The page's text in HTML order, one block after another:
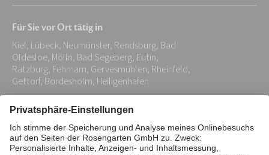
Adresse:
*
Für Sie vor Ort tätig in
Kiel, Lübeck, Neumünster, Rendsburg, Bad
Oldesloe, Mölln, Bad Segeberg, Eutin,
Ratzburg, Fehmarn, Gervesmühlen, Rheinfeld,
Gettorf, Bordesholm, Heiligenhafen
Impressum Datenschutz
Stiftung
Interne Meldestelle
Zahlungsmittel